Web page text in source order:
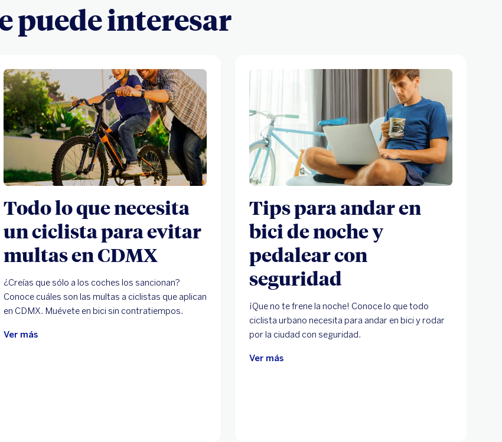
puede interesar
Todo lo que necesita
un ciclista para evitar
multas en CDMX
¿Creías que sólo a los coches los sancionan?
Conoce cuáles son las multas a ciclistas que aplican
en CDMX. Muévete en bici sin contratiempos.
Ver más
Tips para andar en
bici de noche y
pedalear con
seguridad
¡Que no te frene la noche! Conoce lo que todo
ciclista urbano necesita para andar en bici y rodar
por la ciudad con seguridad.
Ver más